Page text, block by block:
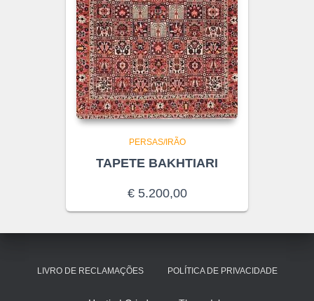
PERSAS/IRÃO
TAPETE BAKHTIARI
€5.200,00
LIVRO DE RECLAMAÇÕES POLÍTICA DE PRIVACIDADE